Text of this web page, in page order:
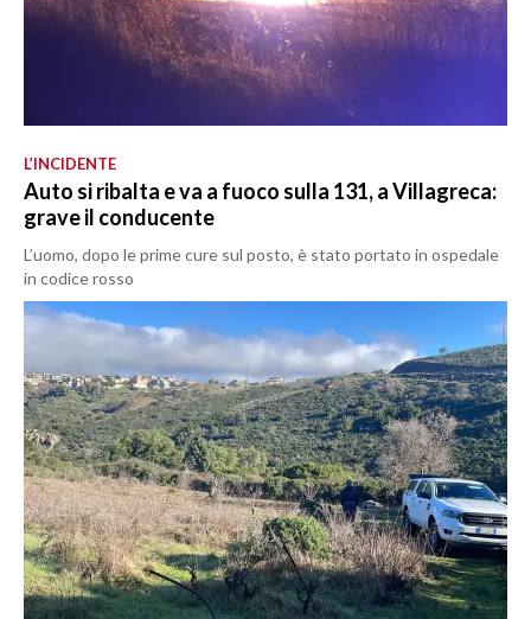
L’INCIDENTE
Auto si ribalta e va a fuoco sulla 131, a Villagreca:
grave il conducente
L’uomo, dopo le prime cure sul posto, è stato portato in ospedale
in codice rosso